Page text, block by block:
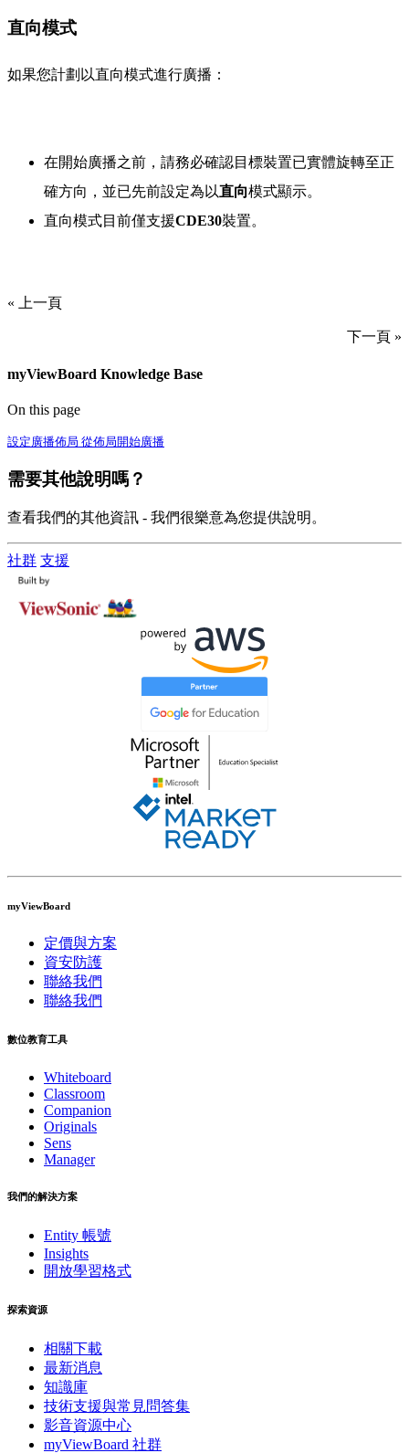
直向模式
如果您計劃以直向模式進行廣播：
在開始廣播之前，請務必確認目標裝置已實體旋轉至正
確方向，並已先前設定為以直向模式顯示。
直向模式目前僅支援CDE30裝置。
« 上一頁
下一頁 »
myViewBoard Knowledge Base
On this page
設定廣播佈局 從佈局開始廣播
需要其他說明嗎？
查看我們的其他資訊 - 我們很樂意為您提供說明。
社群 支援
myViewBoard
定價與方案
資安防護
聯絡我們
聯絡我們
數位教育工具
Whiteboard
Classroom
Companion
Originals
Sens
Manager
我們的解決方案
Entity 帳號
Insights
開放學習格式
探索資源
相關下載
最新消息
知識庫
技術支援與常見問答集
影音資源中心
myViewBoard 社群